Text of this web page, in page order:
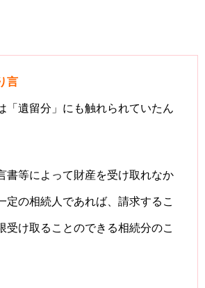
言
「遺留分」にも触れられていたん
書等によって財産を受け取れなか
定の相続人であれば、請求するこ
受け取ることのできる相続分のこ